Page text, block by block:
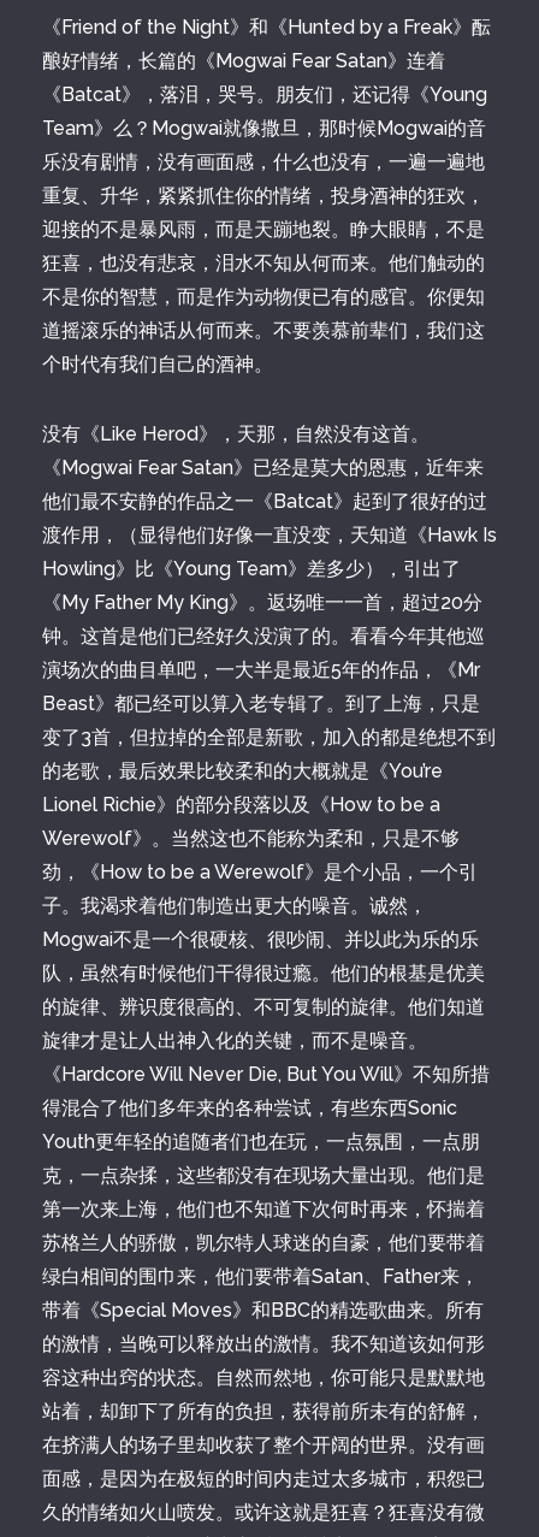
《Friend of the Night》和《Hunted by a Freak》酝
酿好情绪，长篇的《Mogwai Fear Satan》连着
《Batcat》，落泪，哭号。朋友们，还记得《Young
Team》么？Mogwai就像撒旦，那时候Mogwai的音
乐没有剧情，没有画面感，什么也没有，一遍一遍地
重复、升华，紧紧抓住你的情绪，投身酒神的狂欢，
迎接的不是暴风雨，而是天蹦地裂。睁大眼睛，不是
狂喜，也没有悲哀，泪水不知从何而来。他们触动的
不是你的智慧，而是作为动物便已有的感官。你便知
道摇滚乐的神话从何而来。不要羡慕前辈们，我们这
个时代有我们自己的酒神。
没有《Like Herod》，天那，自然没有这首。
《Mogwai Fear Satan》已经是莫大的恩惠，近年来
他们最不安静的作品之一《Batcat》起到了很好的过
渡作用，（显得他们好像一直没变，天知道《Hawk Is
Howling》比《Young Team》差多少），引出了
《My Father My King》。返场唯一一首，超过20分
钟。这首是他们已经好久没演了的。看看今年其他巡
演场次的曲目单吧，一大半是最近5年的作品，《Mr
Beast》都已经可以算入老专辑了。到了上海，只是
变了3首，但拉掉的全部是新歌，加入的都是绝想不到
的老歌，最后效果比较柔和的大概就是《You’re
Lionel Richie》的部分段落以及《How to be a
Werewolf》。当然这也不能称为柔和，只是不够
劲，《How to be a Werewolf》是个小品，一个引
子。我渴求着他们制造出更大的噪音。诚然，
Mogwai不是一个很硬核、很吵闹、并以此为乐的乐
队，虽然有时候他们干得很过瘾。他们的根基是优美
的旋律、辨识度很高的、不可复制的旋律。他们知道
旋律才是让人出神入化的关键，而不是噪音。
《Hardcore Will Never Die, But You Will》不知所措
得混合了他们多年来的各种尝试，有些东西Sonic
Youth更年轻的追随者们也在玩，一点氛围，一点朋
克，一点杂揉，这些都没有在现场大量出现。他们是
第一次来上海，他们也不知道下次何时再来，怀揣着
苏格兰人的骄傲，凯尔特人球迷的自豪，他们要带着
绿白相间的围巾来，他们要带着Satan、Father来，
带着《Special Moves》和BBC的精选歌曲来。所有
的激情，当晚可以释放出的激情。我不知道该如何形
容这种出窍的状态。自然而然地，你可能只是默默地
站着，却卸下了所有的负担，获得前所未有的舒解，
在挤满人的场子里却收获了整个开阔的世界。没有画
面感，是因为在极短的时间内走过太多城市，积怨已
久的情绪如火山喷发。或许这就是狂喜？狂喜没有微